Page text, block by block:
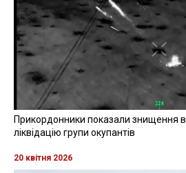
Прикордонники показали знищення
ліквідацію групи окупантів
20 квітня 2026